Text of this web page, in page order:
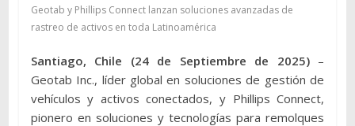
Geotab y Phillips Connect lanzan soluciones avanzadas de
rastreo de activos en toda Latinoamérica
Santiago, Chile (24 de Septiembre de 2025) –
Geotab Inc., líder global en soluciones de gestión de
vehículos y activos conectados, y Phillips Connect,
pionero en soluciones y tecnologías para remolques